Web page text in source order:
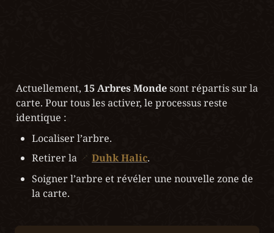
Actuellement, 15 Arbres Monde sont répartis sur la
carte. Pour tous les activer, le processus reste
identique :
Localiser l’arbre.
Retirer la
Duhk Halic.
Soigner l’arbre et révéler une nouvelle zone de
la carte.